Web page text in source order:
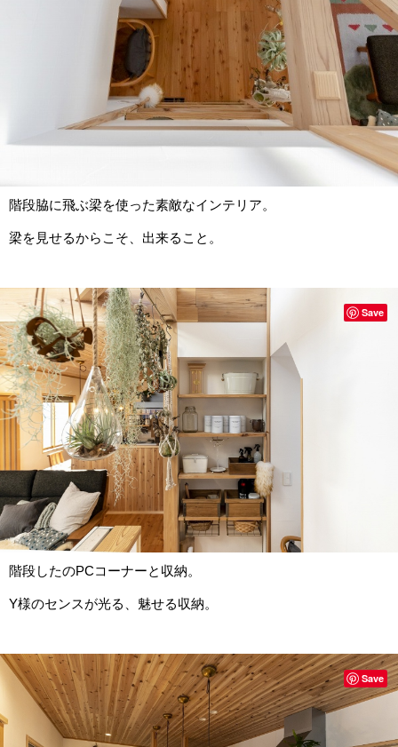
階段脇に飛ぶ梁を使った素敵なインテリア。
梁を見せるからこそ、出来ること。
階段したのPCコーナーと収納。
Y様のセンスが光る、魅せる収納。
Save
Save